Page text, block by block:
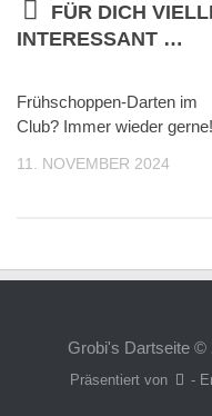
FÜR DICH
INTERESSANT …
Frühschoppen-Darten im
Club? Immer wieder gerne!
11. NOVEMBER 2024
Grobi's Dartseite ©
Präsentiert von -